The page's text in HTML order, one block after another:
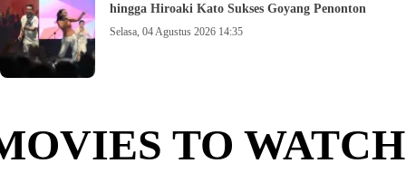
hingga Hiroaki Kato Sukses Goyang Penonton
Selasa, 04 Agustus 2026 14:35
TO WATCH